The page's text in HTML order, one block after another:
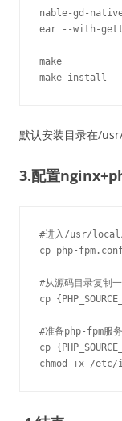
nable-gd-
ear --with-
make
make install
默认安装目录在/
3.配置
#进入/usr/local/
cp php-
#从源码目录复
cp
#准备php-fpm服
cp
chmod +x /